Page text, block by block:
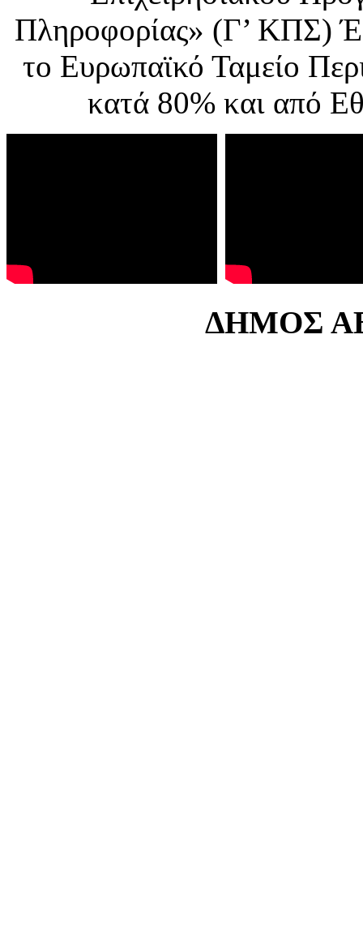
Πληροφορίας» (Γ’ ΚΠΣ)
το Ευρωπαϊκό Ταμείο
κατά 80% και από
ΔΗΜΟΣ